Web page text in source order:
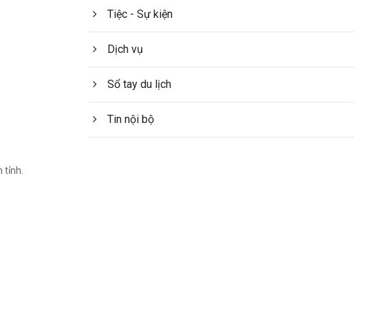
tỉnh.
Tiệc - Sự kiện
Dịch vụ
Sổ tay du lịch
Tin nội bộ